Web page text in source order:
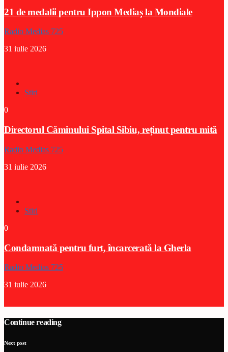
21 de medalii pentru Ippon Mediaș la Mondiale
Radio Medias 725
31 iulie 2026
Stiri
0
Directorul Căminului Spital Sibiu, reținut pentru mită
Radio Medias 725
31 iulie 2026
Stiri
0
Condamnată pentru furt, încarcerată la Gherla
Radio Medias 725
31 iulie 2026
Continue reading
Next post